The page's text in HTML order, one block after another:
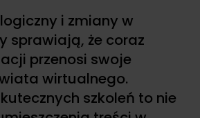
i zmiany w
sprawiają, że coraz
przenosi swoje
wirtualnego.
szkoleń to nie